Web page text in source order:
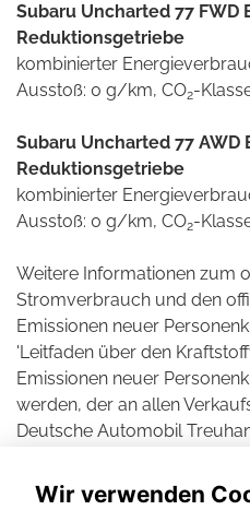
Subaru Uncharted 77
Reduktionsgetriebe
kombinierter
Ausstoß: 0 g/km, CO2-
Subaru Uncharted 77
Reduktionsgetriebe
kombinierter
Ausstoß: 0 g/km, CO2-
Weitere Informationen zum
Stromverbrauch und den
Emissionen neuer
'Leitfaden über den
Emissionen neuer
werden, der an allen
Deutsche Automobil
Wir verwenden